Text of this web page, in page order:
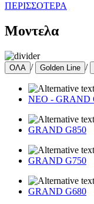
ΠΕΡΙΣΣΟΤΕΡΑ
Μοντελα
ΟΛΑ / Golden Line /
ΝΕΟ - GRAND
GRAND G850
GRAND G750
GRAND G680